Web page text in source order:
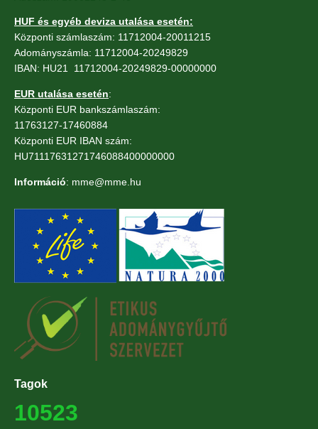
HUF és egyéb deviza utalása esetén:
Központi számlaszám: 11712004-20011215
Adományszámla: 11712004-20249829
IBAN: HU21 11712004-20249829-00000000
EUR utalása esetén:
Központi EUR bankszámlaszám:
11763127-17460884
Központi EUR IBAN szám:
HU71117631271746088400000000
Információ: mme@mme.hu
Tagok
10523